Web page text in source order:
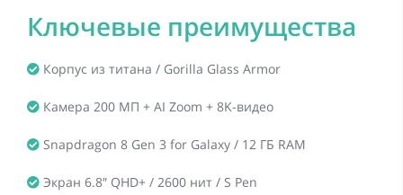
Ключевые преимущества
Корпус из титана / Gorilla Glass Armor
Камера 200 МП + AI Zoom + 8K-видео
Snapdragon 8 Gen 3 for Galaxy / 12 ГБ RAM
Экран 6.8″ QHD+ / 2600 нит / S Pen